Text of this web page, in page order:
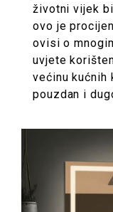
životni vijek
ovo je
ovisi o
uvjete
većinu kućnih
pouzdan i